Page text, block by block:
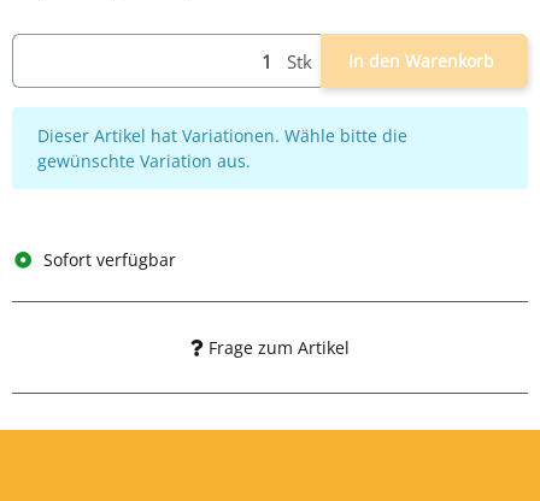
Stk In den Warenkorb
x
Dieser Artikel hat Variationen. Wähle bitte die
gewünschte Variation aus.
Sofort verfügbar
Frage zum Artikel